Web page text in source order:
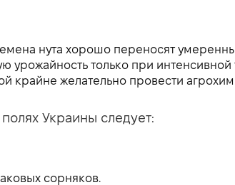
нута хорошо переносят
только при
крайне желательно провести
Украины следует:
сорняков.